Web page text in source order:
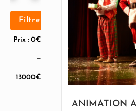
Filtrer
Prix :0€
—
13000€
ANIMATION